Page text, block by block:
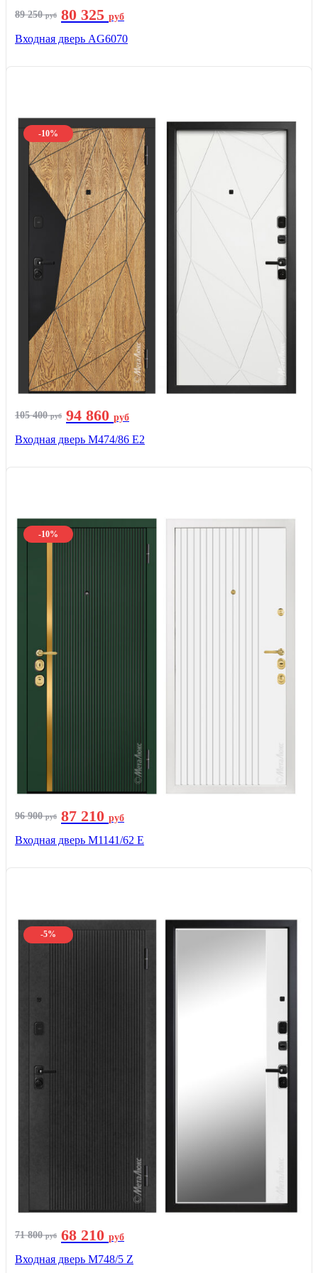
89 250руб 80 325 руб
Входная дверь AG6070
-10%
105 400руб 94 860 руб
Входная дверь М474/86 Е2
-10%
96 900руб 87 210 руб
Входная дверь М1141/62 Е
-5%
71 800руб 68 210 руб
Входная дверь М748/5 Z